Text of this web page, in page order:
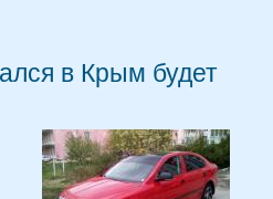
в Крым будет